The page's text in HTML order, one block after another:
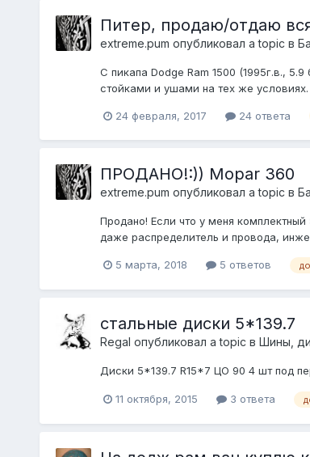
Питер, продаю/отдаю
extreme.pum опубликовал a topic в
С пикапа Dodge Ram 1500 (1995г.в.,
стойками и ушами на тех же
24 февраля, 2017 24 ответа
ПРОДАНО!:)) Mopar 360
extreme.pum опубликовал a topic в
Продано! Если что у меня
даже распределитель и провода,
5 марта, 2018 5 ответов
стальные диски 5*139.7
Regal опубликовал a topic в Шины,
Диски 5*139.7 R15*7 ЦО 90 4 шт под
11 октября, 2015 3 ответа